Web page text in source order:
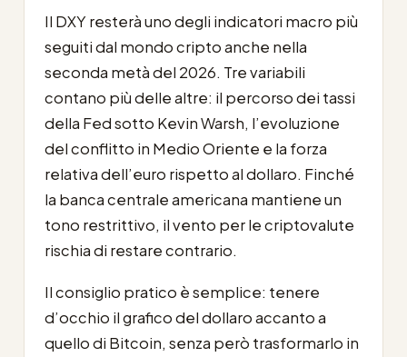
Il DXY resterà uno degli indicatori macro più
seguiti dal mondo cripto anche nella
seconda metà del 2026. Tre variabili
contano più delle altre: il percorso dei tassi
della Fed sotto Kevin Warsh, l’evoluzione
del conflitto in Medio Oriente e la forza
relativa dell’euro rispetto al dollaro. Finché
la banca centrale americana mantiene un
tono restrittivo, il vento per le criptovalute
rischia di restare contrario.
Il consiglio pratico è semplice: tenere
d’occhio il grafico del dollaro accanto a
quello di Bitcoin, senza però trasformarlo in